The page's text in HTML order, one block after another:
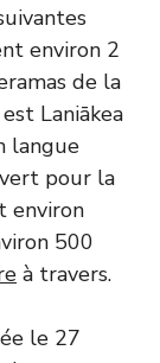
environ 2
de la
Laniākea
langue
pour la
environ
500
à travers.
le 27